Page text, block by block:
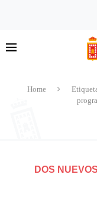
Home
DOS